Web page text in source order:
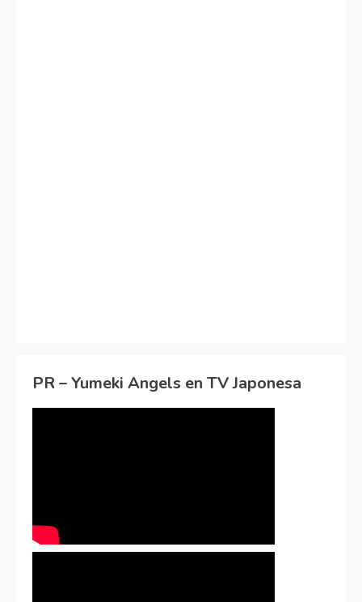
PR – Yumeki Angels en TV Japonesa